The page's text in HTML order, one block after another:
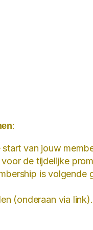
:
start van jouw
de tijdelijke
is
(onderaan via link).